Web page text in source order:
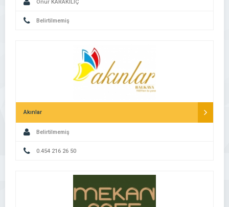
Onur KARAKILIÇ
Belirtilmemiş
Akınlar
Belirtilmemiş
0.454 216 26 50